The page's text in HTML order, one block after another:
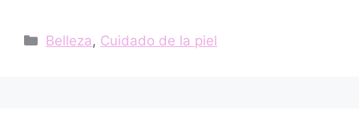
Categorías
Belleza , Cuidado de la piel